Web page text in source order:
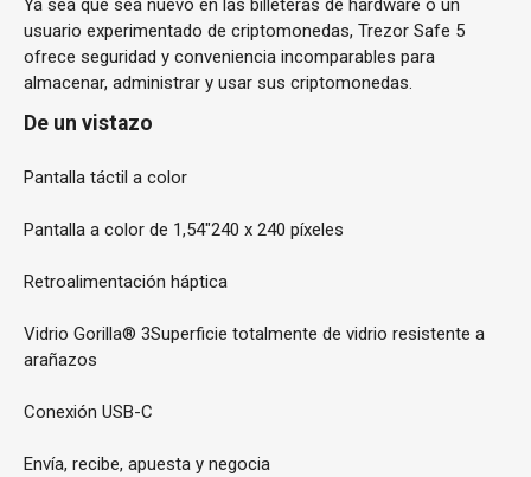
Ya sea que sea nuevo en las billeteras de hardware o un
usuario experimentado de criptomonedas, Trezor Safe 5
ofrece seguridad y conveniencia incomparables para
almacenar, administrar y usar sus criptomonedas.
De un vistazo
Pantalla táctil a color
Pantalla a color de 1,54"240 x 240 píxeles
Retroalimentación háptica
Vidrio Gorilla® 3Superficie totalmente de vidrio resistente a
arañazos
Conexión USB-C
Envía, recibe, apuesta y negocia